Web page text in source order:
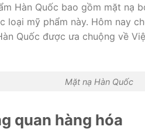
Hàn Quốc bao gồm mặt nạ
loại mỹ phẩm này. Hôm nay
Quốc được ưa chuộng về
Mặt nạ Hàn Quốc
quan hàng hóa